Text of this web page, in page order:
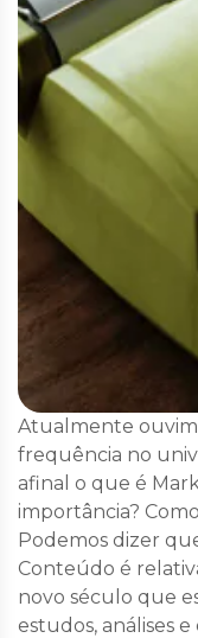
Atualmente
frequência no
afinal o que é
importância?
Podemos dizer
Conteúdo é
novo século que
estudos, análises